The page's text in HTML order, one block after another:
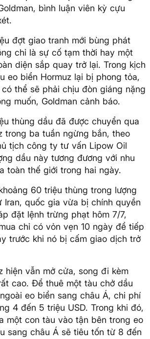
bình luận viên kỳ cựu
đợt giao tranh mới bùng phát
chỉ là sự cố tạm thời hay một
diện sắp quay trở lại. Trong kịch
eo biển Hormuz lại bị phong tỏa,
thể sẽ phải chịu đòn giáng nặng
muốn, Goldman cảnh báo.
thùng dầu đã được chuyển qua
trong ba tuần ngừng bắn, theo
tịch công ty tư vấn Lipow Oil
dầu này tương đương với nhu
toàn thế giới trong hai ngày.
60 triệu thùng trong lượng
Iran, quốc gia vừa bị chính quyền
đặt lệnh trừng phạt hôm 7/7,
chỉ có vỏn vẹn 10 ngày để tiếp
trước khi nó bị cấm giao dịch trở
hiện vẫn mở cửa, song đi kèm
cao. Để thuê một tàu chở dầu
eo biển sang châu Á, chi phí
4 đến 5 triệu USD. Trong khi đó,
một con tàu vào tận bên trong eo
sang châu Á sẽ tiêu tốn từ 8 đến